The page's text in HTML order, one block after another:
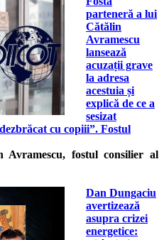
parteneră a lui
Cătălin
Avramescu
lansează
acuzații grave
la adresa
acestuia și
explică de ce a
sesizat
cu copiii”. Fostul
fostul consilier al
Dan Dungaciu
avertizează
asupra crizei
energetice: